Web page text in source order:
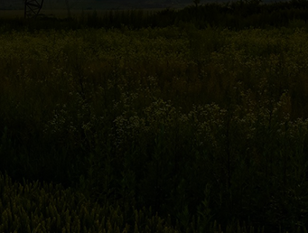
con otra información que les haya